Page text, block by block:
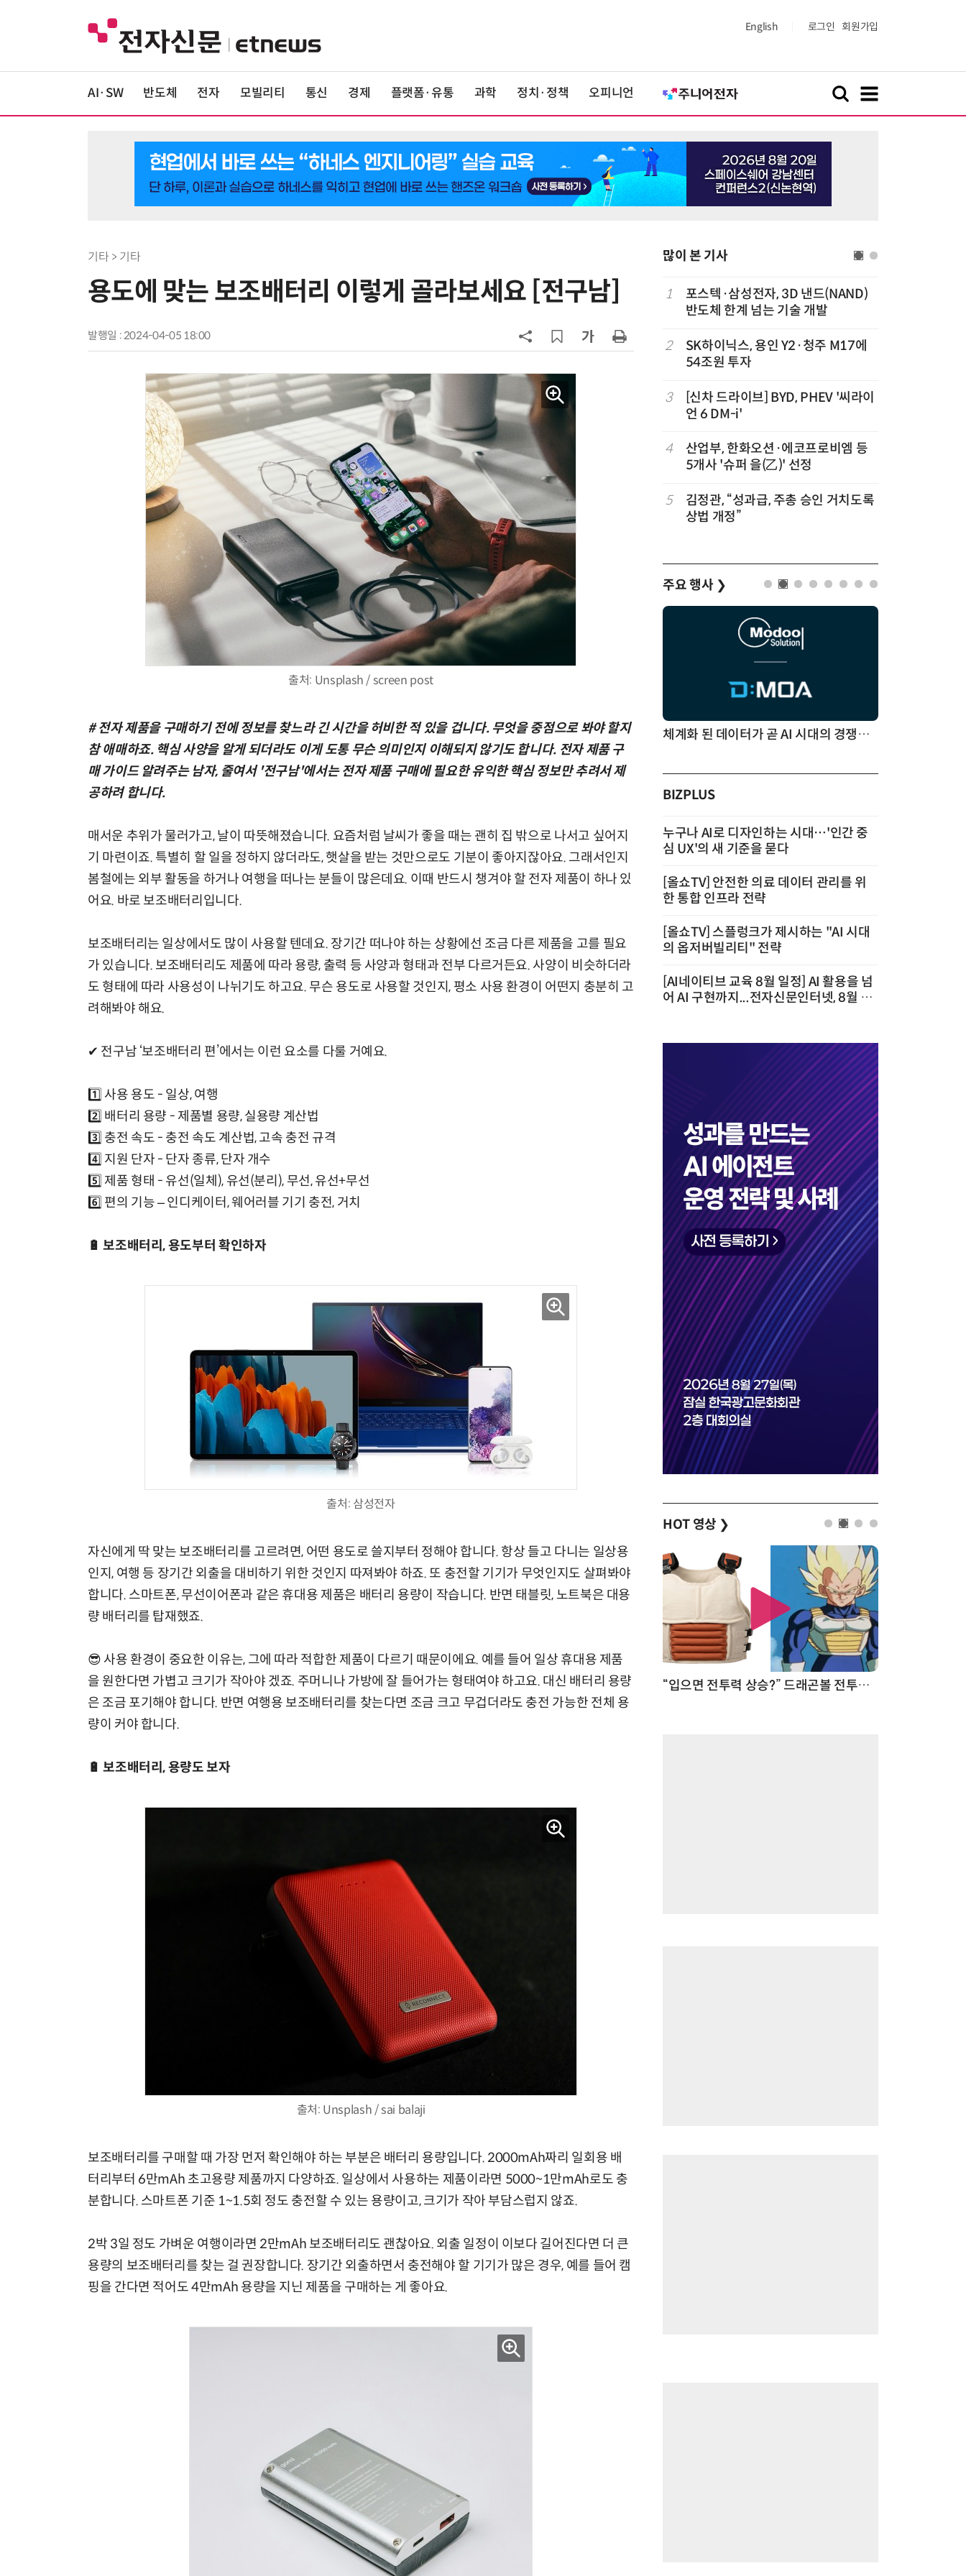
English 로그인 회원가입
AI·SW 반도체 전자 모빌리티 통신 경제 플랫폼·유통 과학 정치·정책 오피니언
기타 > 기타
용도에 맞는 보조배터리 이렇게 골라보세요 [전구남]
발행일 : 2024-04-05 18:00
출처: Unsplash / screen post
# 전자 제품을 구매하기 전에 정보를 찾느라 긴 시간을 허비한 적 있을 겁니다. 무엇을 중점으로 봐야 할지
참 애매하죠. 핵심 사양을 알게 되더라도 이게 도통 무슨 의미인지 이해되지 않기도 합니다. 전자 제품 구
매 가이드 알려주는 남자, 줄여서 '전구남'에서는 전자 제품 구매에 필요한 유익한 핵심 정보만 추려서 제
공하려 합니다.
매서운 추위가 물러가고, 날이 따뜻해졌습니다. 요즘처럼 날씨가 좋을 때는 괜히 집 밖으로 나서고 싶어지
기 마련이죠. 특별히 할 일을 정하지 않더라도, 햇살을 받는 것만으로도 기분이 좋아지잖아요. 그래서인지
봄철에는 외부 활동을 하거나 여행을 떠나는 분들이 많은데요. 이때 반드시 챙겨야 할 전자 제품이 하나 있
어요. 바로 보조배터리입니다.
보조배터리는 일상에서도 많이 사용할 텐데요. 장기간 떠나야 하는 상황에선 조금 다른 제품을 고를 필요
가 있습니다. 보조배터리도 제품에 따라 용량, 출력 등 사양과 형태과 전부 다르거든요. 사양이 비슷하더라
도 형태에 따라 사용성이 나뉘기도 하고요. 무슨 용도로 사용할 것인지, 평소 사용 환경이 어떤지 충분히 고
려해봐야 해요.
✔ 전구남 ‘보조배터리 편’에서는 이런 요소를 다룰 거예요.
1️⃣ 사용 용도 - 일상, 여행
2️⃣ 배터리 용량 - 제품별 용량, 실용량 계산법
3️⃣ 충전 속도 - 충전 속도 계산법, 고속 충전 규격
4️⃣ 지원 단자 - 단자 종류, 단자 개수
5️⃣ 제품 형태 - 유선(일체), 유선(분리), 무선, 유선+무선
6️⃣ 편의 기능 – 인디케이터, 웨어러블 기기 충전, 거치
🔋 보조배터리, 용도부터 확인하자
출처: 삼성전자
자신에게 딱 맞는 보조배터리를 고르려면, 어떤 용도로 쓸지부터 정해야 합니다. 항상 들고 다니는 일상용
인지, 여행 등 장기간 외출을 대비하기 위한 것인지 따져봐야 하죠. 또 충전할 기기가 무엇인지도 살펴봐야
합니다. 스마트폰, 무선이어폰과 같은 휴대용 제품은 배터리 용량이 작습니다. 반면 태블릿, 노트북은 대용
량 배터리를 탑재했죠.
😎 사용 환경이 중요한 이유는, 그에 따라 적합한 제품이 다르기 때문이에요. 예를 들어 일상 휴대용 제품
을 원한다면 가볍고 크기가 작아야 겠죠. 주머니나 가방에 잘 들어가는 형태여야 하고요. 대신 배터리 용량
은 조금 포기해야 합니다. 반면 여행용 보조배터리를 찾는다면 조금 크고 무겁더라도 충전 가능한 전체 용
량이 커야 합니다.
🔋 보조배터리, 용량도 보자
출처: Unsplash / sai balaji
보조배터리를 구매할 때 가장 먼저 확인해야 하는 부분은 배터리 용량입니다. 2000mAh짜리 일회용 배
터리부터 6만mAh 초고용량 제품까지 다양하죠. 일상에서 사용하는 제품이라면 5000~1만mAh로도 충
분합니다. 스마트폰 기준 1~1.5회 정도 충전할 수 있는 용량이고, 크기가 작아 부담스럽지 않죠.
2박 3일 정도 가벼운 여행이라면 2만mAh 보조배터리도 괜찮아요. 외출 일정이 이보다 길어진다면 더 큰
용량의 보조배터리를 찾는 걸 권장합니다. 장기간 외출하면서 충전해야 할 기기가 많은 경우, 예를 들어 캠
핑을 간다면 적어도 4만mAh 용량을 지닌 제품을 구매하는 게 좋아요.
많이 본 기사
6
창사 첫 파업까지 갔던 카카오…연
1000원 커피·45㎝ 피자…트레이
배민, 라이더 PASS 본인인증 도입…
무자격 라이더 차단
9
CJ대한통운, 이마트24 택배 다시 맡
는다
10 트럼프, '반도체 핵심 원료' 폴리실리
콘 파생상품에 15% 관세
1
포스텍·삼성전자, 3D 낸드(NAND)
반도체 한계 넘는 기술 개발
2
SK하이닉스, 용인 Y2·청주 M17에
54조원 투자
3
[신차 드라이브] BYD, PHEV '씨라이
언 6 DM-i'
4
산업부, 한화오션·에코프로비엠 등
5개사 '슈퍼 을(乙)' 선정
5
김정관, “성과급, 주총 승인 거치도록
상법 개정”
주요 행사 ❯
AI Native Enterprise를 지원하는 AI Ready Data 플랫폼 활용 전략 AI 시대의 옵저버빌리티: GPU·LLM 모니터링부터 AI 기반 장애 대응까지 체계화 된 데이터가 곧 AI 시대의 경쟁력이다
BIZPLUS
누구나 AI로 디자인하는 시대…'인간 중
심 UX'의 새 기준을 묻다
[올쇼TV] 안전한 의료 데이터 관리를 위
한 통합 인프라 전략
[올쇼TV] 스플렁크가 제시하는 "AI 시대
의 옵저버빌리티" 전략
[AI네이티브 교육 8월 일정] AI 활용을 넘
어 AI 구현까지...전자신문인터넷, 8월 실
HOT 영상 ❯
“계속 쫓아왔다”…도망치던 우크라 민간인 공격한 러 자폭 드론 “입으면 전투력 상승?” 드래곤볼 전투복 닮은 중량조끼